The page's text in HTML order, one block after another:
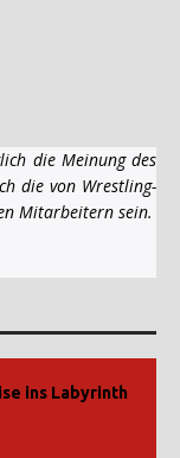
die Meinung des
die von Wrestling-
Mitarbeitern sein.
ins Labyrinth